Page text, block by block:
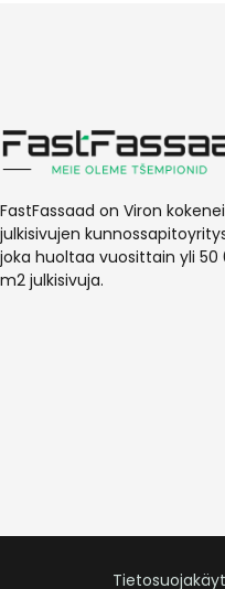
FastFassaad on Viron
julkisivujen
joka huoltaa vuosittain yli 50
m2 julkisivuja.